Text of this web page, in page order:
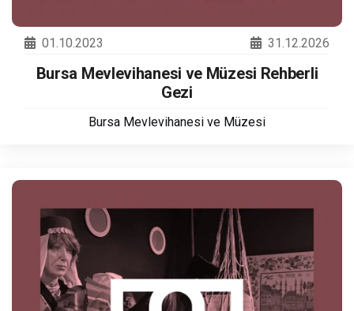
01.10.2023 31.12.2026
Bursa Mevlevihanesi ve Müzesi Rehberli
Gezi
Bursa Mevlevihanesi ve Müzesi